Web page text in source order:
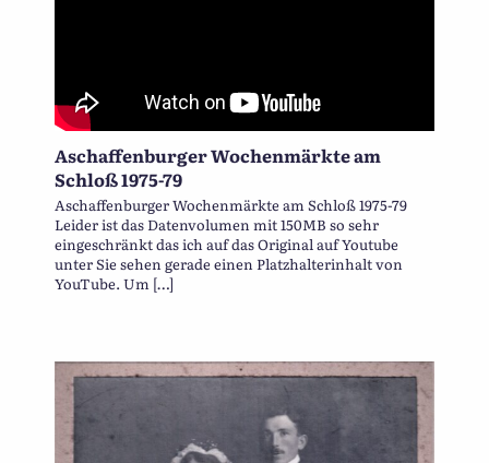
Aschaffenburger Wochenmärkte am
Schloß 1975-79
Aschaffenburger Wochenmärkte am Schloß 1975-79
Leider ist das Datenvolumen mit 150MB so sehr
eingeschränkt das ich auf das Original auf Youtube
unter Sie sehen gerade einen Platzhalterinhalt von
YouTube. Um […]